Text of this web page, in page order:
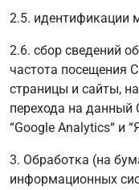
2.5. идентификации
2.6. сбор сведений
частота посещения
страницы и сайты,
перехода на данный
“Google Analytics“ и
3. Обработка (на
информационных